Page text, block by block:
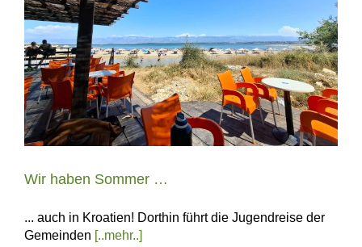
Wir haben Sommer …
... auch in Kroatien! Dorthin führt die Jugendreise der
Gemeinden [..mehr..]